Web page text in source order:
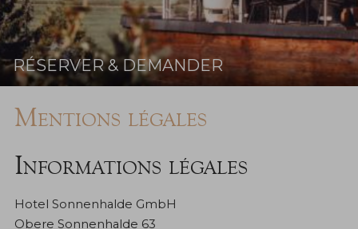
RÉSERVER & DEMANDER Réserver
Mentions légales
Informations légales
Hotel Sonnenhalde GmbH
Obere Sonnenhalde 63